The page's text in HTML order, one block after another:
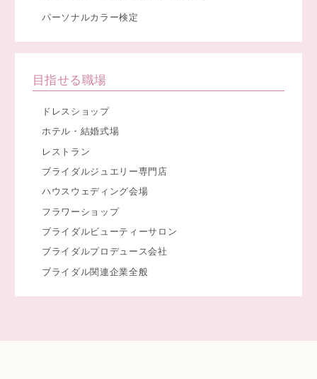
パーソナルカラー検定
目指せる職場
ドレスショップ
ホテル・結婚式場
レストラン
ブライダルジュエリー専門店
ハウスウェディング会場
フラワーショップ
ブライダルビューティーサロン
ブライダルプロデュース会社
ブライダル関連企業全般